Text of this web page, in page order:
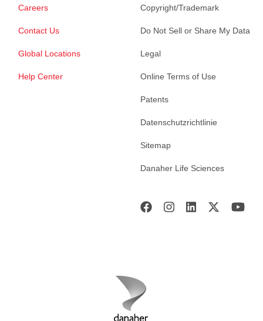
Careers
Contact Us
Global Locations
Help Center
Copyright/Trademark
Do Not Sell or Share My Data
Legal
Online Terms of Use
Patents
Datenschutzrichtlinie
Sitemap
Danaher Life Sciences